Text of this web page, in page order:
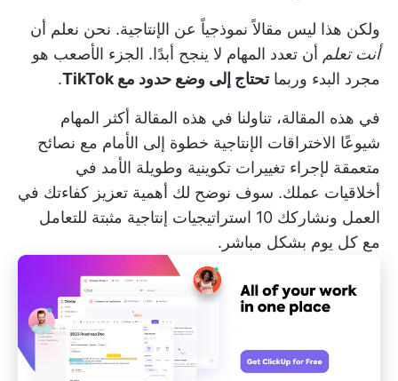
ولكن هذا ليس مقالاً نموذجياً عن الإنتاجية. نحن نعلم أن
أنت تعلم أن تعدد المهام لا ينجح أبدًا. الجزء الأصعب هو
مجرد البدء وربماتحتاج إلى وضع حدود مع TikTok .
في هذه المقالة، تناولنا في هذه المقالة أكثر المهام
شيوعًا الاختراقات الإنتاجية خطوة إلى الأمام مع نصائح
متعمقة لإجراء تغييرات تكوينية وطويلة الأمد في
أخلاقيات عملك. سوف نوضح لك أهمية تعزيز كفاءتك في
العمل ونشاركك 10 استراتيجيات إنتاجية مثبتة للتعامل
مع كل يوم بشكل مباشر.